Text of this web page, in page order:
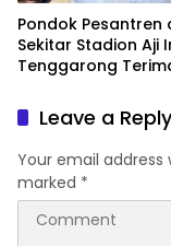
Pondok Pesantren
Sekitar Stadion Aji
Tenggarong
Leave a Reply
Your email address
marked *